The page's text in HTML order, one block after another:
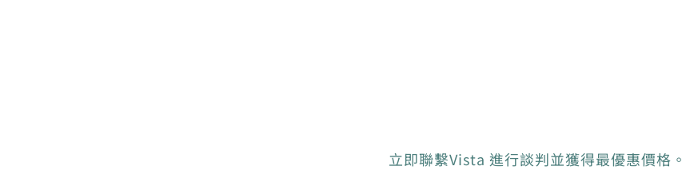
立即聯繫Vista 進行談判並獲得最優惠價格。